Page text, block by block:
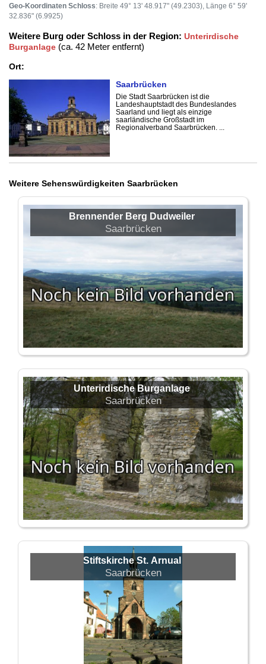
Geo-Koordinaten Schloss: Breite 49° 13' 48.917" (49.2303), Länge 6° 59'
32.836" (6.9925)
Weitere Burg oder Schloss in der Region: Unterirdische
Burganlage (ca. 42 Meter entfernt)
Ort:
Saarbrücken
Die Stadt Saarbrücken ist die
Landeshauptstadt des Bundeslandes
Saarland und liegt als einzige
saarländische Großstadt im
Regionalverband Saarbrücken. ...
Weitere Sehenswürdigkeiten Saarbrücken
Brennender Berg Dudweiler
Saarbrücken
Unterirdische Burganlage
Saarbrücken
Stiftskirche St. Arnual
Saarbrücken